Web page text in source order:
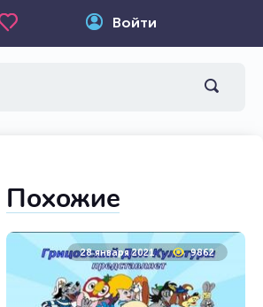
Войти
Похожие
28 января 2021 9862